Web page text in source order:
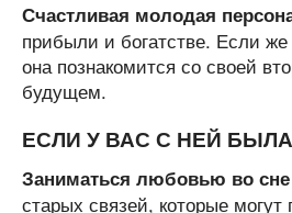
Счастливая молодая
прибыли и богатстве. Если
она познакомится со своей
будущем.
ЕСЛИ У ВАС С НЕЙ
Заниматься любовью во сне
старых связей, которые